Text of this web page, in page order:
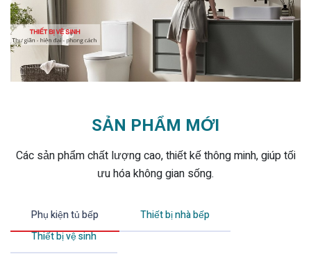
SẢN PHẨM MỚI
Các sản phẩm chất lượng cao, thiết kế thông minh, giúp tối
ưu hóa không gian sống.
Phụ kiện tủ bếp
Thiết bị nhà bếp
Thiết bị vệ sinh